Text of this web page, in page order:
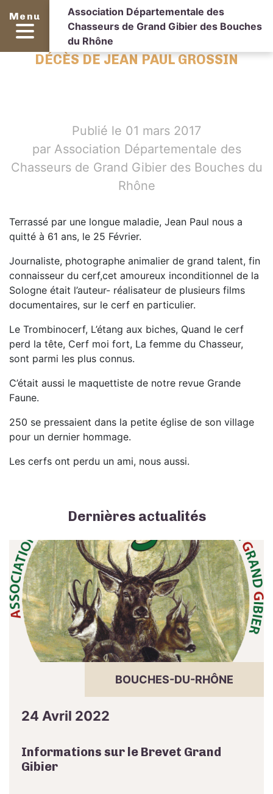
Menu
Association Départementale des
Chasseurs de Grand Gibier des Bouches
du Rhône
DÉCÈS DE JEAN PAUL GROSSIN
Publié le 01 mars 2017
par Association Départementale des
Chasseurs de Grand Gibier des Bouches du
Rhône
Terrassé par une longue maladie, Jean Paul nous a
quitté à 61 ans, le 25 Février.
Journaliste, photographe animalier de grand talent, fin
connaisseur du cerf,cet amoureux inconditionnel de la
Sologne était l’auteur- réalisateur de plusieurs films
documentaires, sur le cerf en particulier.
Le Trombinocerf, L’étang aux biches, Quand le cerf
perd la tête, Cerf moi fort, La femme du Chasseur,
sont parmi les plus connus.
C’était aussi le maquettiste de notre revue Grande
Faune.
250 se pressaient dans la petite église de son village
pour un dernier hommage.
Les cerfs ont perdu un ami, nous aussi.
Dernières actualités
BOUCHES-DU-RHÔNE
24 Avril 2022
Informations sur le Brevet Grand
Gibier